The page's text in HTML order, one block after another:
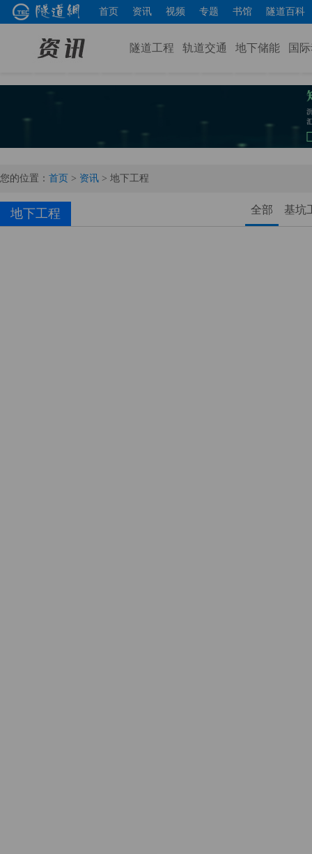
首页 资讯 视频 专题 书馆 隧道百科
隧道工程 轨道交通 地下储能 国
您的位置： 首页 > 资讯 > 地下工程
地下工程 全部 基坑